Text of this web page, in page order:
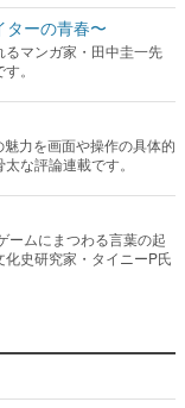
ターの青春〜
るマンガ家・田中圭一先
。
力を画面や操作の具体的
な評論連載です。
ームにまつわる言葉の起
史研究家・タイニーP氏